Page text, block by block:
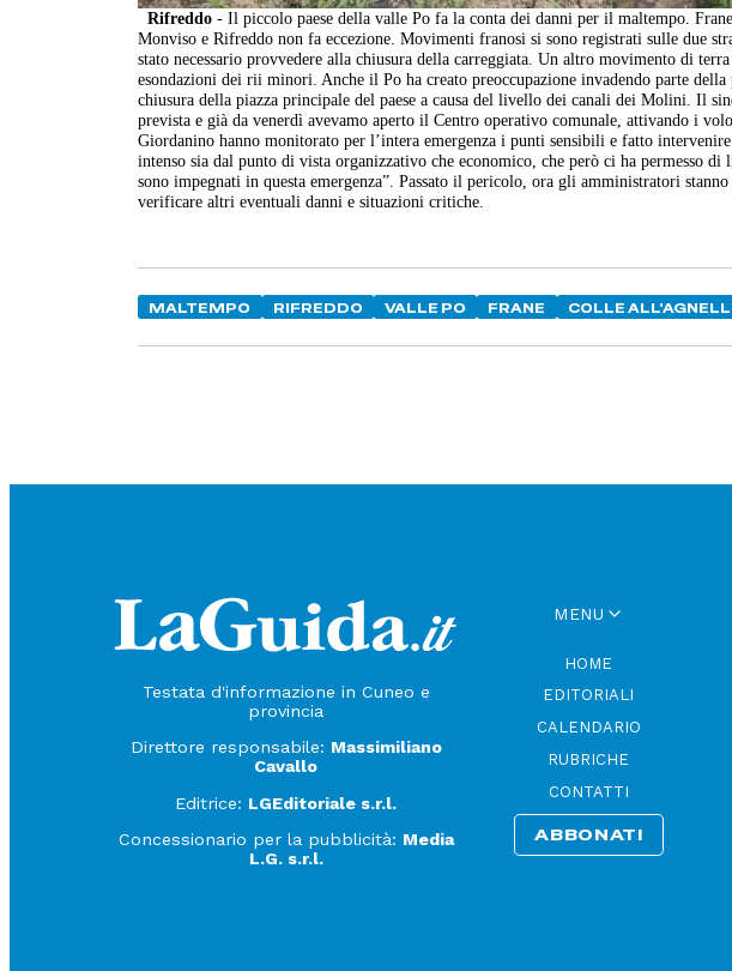
Rifreddo - Il piccolo paese della valle Po fa la conta dei danni per il maltempo.
Monviso e Rifreddo non fa eccezione. Movimenti franosi si sono registrati sulle due
stato necessario provvedere alla chiusura della carreggiata. Un altro movimento di
esondazioni dei rii minori. Anche il Po ha creato preoccupazione invadendo parte
chiusura della piazza principale del paese a causa del livello dei canali dei Molini. Il
prevista e già da venerdì avevamo aperto il Centro operativo comunale, attivando i
Giordanino hanno monitorato per l’intera emergenza i punti sensibili e fatto
intenso sia dal punto di vista organizzativo che economico, che però ci ha
sono impegnati in questa emergenza”. Passato il pericolo, ora gli amministratori
verificare altri eventuali danni e situazioni critiche.
MALTEMPO RIFREDDO VALLE PO FRANE COLLE
Testata d'informazione in Cuneo e
provincia
Direttore responsabile: Massimiliano
Cavallo
Editrice: LGEditoriale s.r.l.
Concessionario per la pubblicità: Media
L.G. s.r.l.
MENU
HOME
EDITORIALI
CALENDARIO
RUBRICHE
CONTATTI
ABBONATI